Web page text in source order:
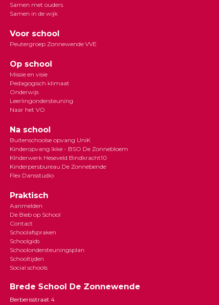
Samen met ouders
Samen in de wijk
Voor school
Peutergroep Zonnewende VVE
Op school
Missie en visie
Pedagogisch klimaat
Onderwijs
Leerlingondersteuning
Naar het VO
Na school
Buitenschoolse opvang UniK
Kinderopvang Ikke - BSO De Zonnebloem
KInderwerk Heseveld Bindkracht10
Kinderpersbureau De Zonnebende
Flex Dansstudio
Praktisch
Aanmelden
De Bieb op School
Contact
Schoolafspraken
Schoolgids
Schoolondersteuningsplan
Schooltijden
Social schools
Brede School De Zonnewende
Berberisstraat 4